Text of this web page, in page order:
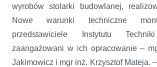
wyrobów stolarki budowlanej,
Nowe warunki techniczne
przedstawiciele Instytutu
zaangażowani w ich opracowanie –
Jakimowicz i mgr inż. Krzysztof Mateja.